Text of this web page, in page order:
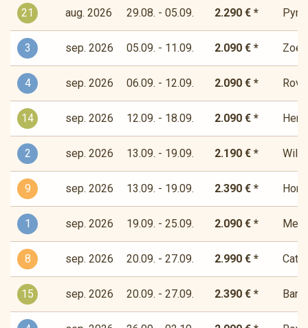
21 aug. 2026 29.08. - 05.09. 2.290 € *
3 sep. 2026 05.09. - 11.09. 2.090 € *
4 sep. 2026 06.09. - 12.09. 2.090 € *
14 sep. 2026 12.09. - 18.09. 2.090 € *
2 sep. 2026 13.09. - 19.09. 2.190 € *
9 sep. 2026 13.09. - 19.09. 2.390 € *
1 sep. 2026 19.09. - 25.09. 2.090 € *
8 sep. 2026 20.09. - 27.09. 2.990 € *
15 sep. 2026 20.09. - 27.09. 2.390 € *